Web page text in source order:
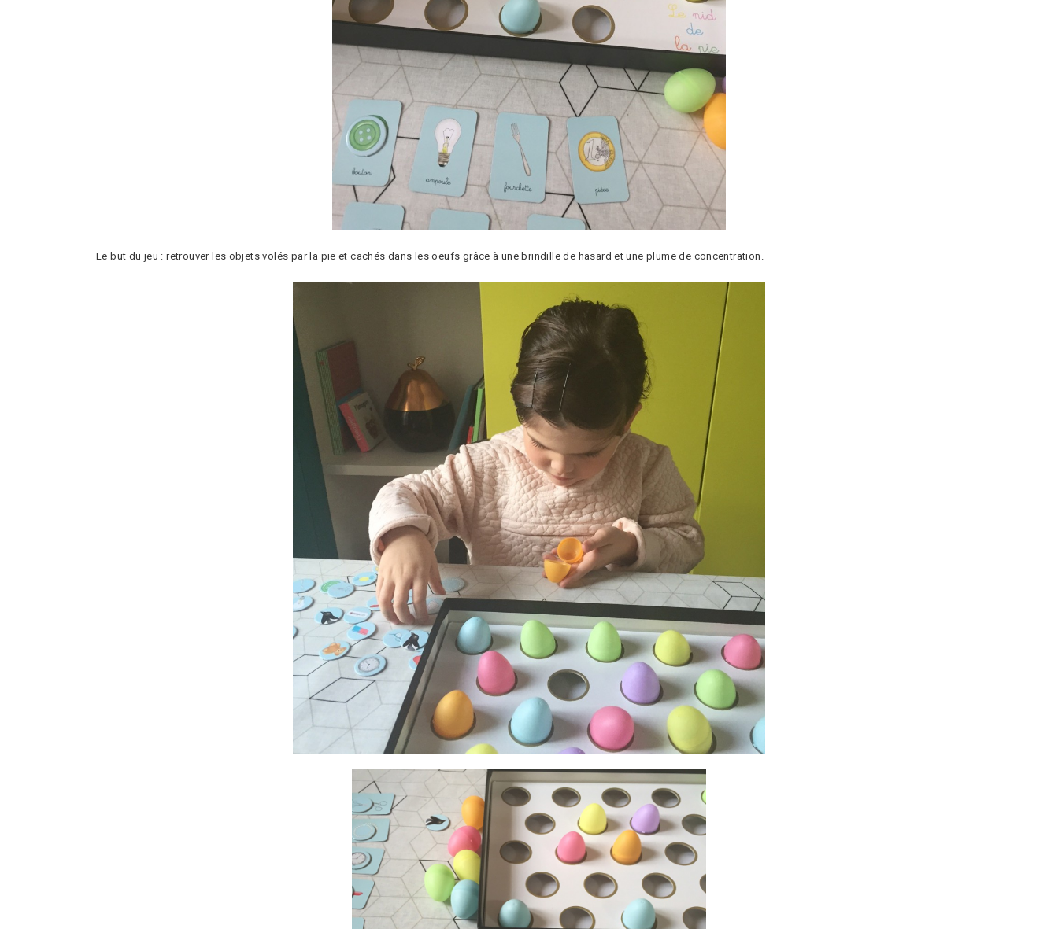
Le but du jeu : retrouver les objets volés par la pie et cachés dans les oeufs grâce à une brindille de hasard et une plume de concentration.